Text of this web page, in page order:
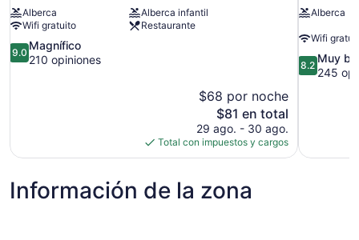
Alberca
Alberca infantil
Wifi gratuito
Restaurante
9.0
de
9.0
Magnífico
210 opiniones
$68 por noche
El
precio
actual
es
$81
$81 en total
29 ago. - 30 ago.
Total con impuestos y cargos
Alberca
Wifi
8.2
de
8.2
Muy
245
Información de la zona